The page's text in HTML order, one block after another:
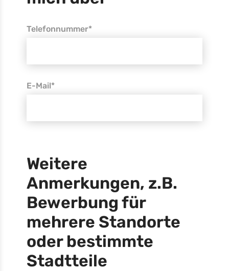
Telefonnummer*
E-Mail*
Weitere
Anmerkungen, z.B.
Bewerbung für
mehrere Standorte
oder bestimmte
Stadtteile